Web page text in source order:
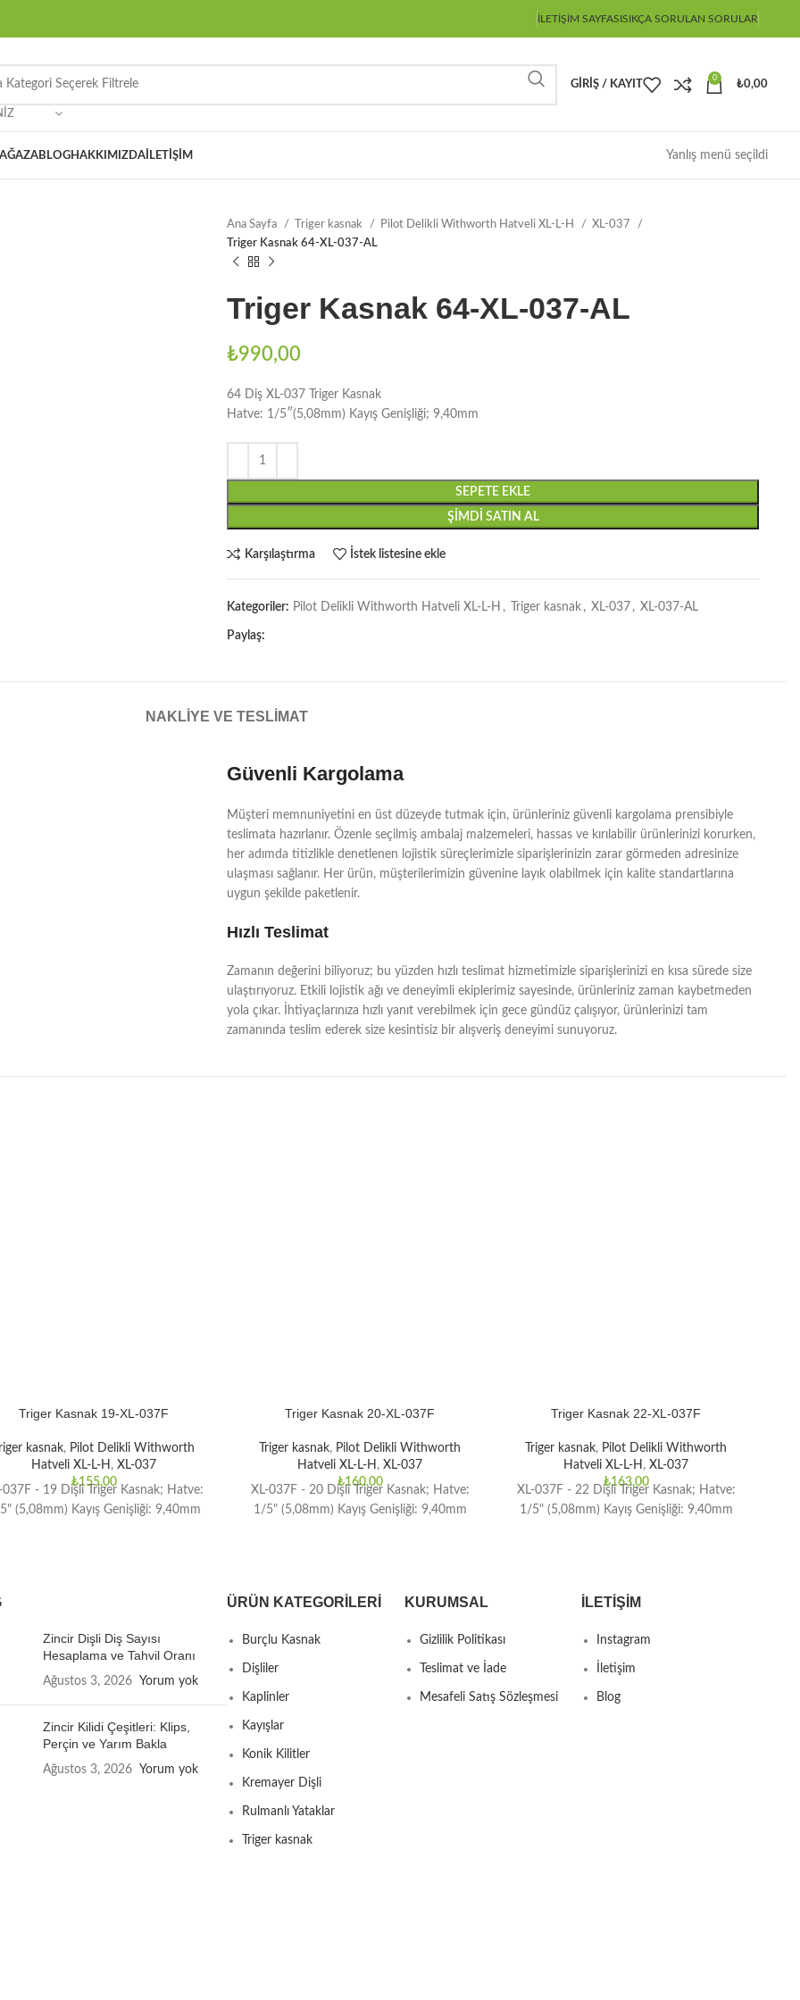
İLETIŞIM SAYFASISIKÇA SORULAN SORULAR
GIRIŞ / KAYIT
0
₺0,00
BLOGHAKKIMIZDA İLETIŞIM Yanlış menü seçildi
Ana Sayfa Triger kasnak Pilot Delikli Withworth Hatveli XL-L-H
XL-037
Triger Kasnak 64-XL-037-AL
Triger Kasnak 64-XL-037-AL
₺990,00
64 Diş XL-037 Triger Kasnak
Hatve: 1/5″(5,08mm) Kayış Genişliği; 9,40mm
SEPETE EKLE
ŞIMDI SATIN AL
Karşılaştırma İstek listesine ekle
Kategoriler: Pilot Delikli Withworth Hatveli XL-L-H , Triger kasnak , XL-037 , XL-037-AL
Paylaş:
NAKLIYE VE TESLIMAT
Güvenli Kargolama
Müşteri memnuniyetini en üst düzeyde tutmak için, ürünleriniz güvenli kargolama prensibiyle
teslimata hazırlanır. Özenle seçilmiş ambalaj malzemeleri, hassas ve kırılabilir ürünlerinizi korurken,
her adımda titizlikle denetlenen lojistik süreçlerimizle siparişlerinizin zarar görmeden adresinize
ulaşması sağlanır. Her ürün, müşterilerimizin güvenine layık olabilmek için kalite standartlarına
uygun şekilde paketlenir.
Hızlı Teslimat
Zamanın değerini biliyoruz; bu yüzden hızlı teslimat hizmetimizle siparişlerinizi en kısa sürede size
ulaştırıyoruz. Etkili lojistik ağı ve deneyimli ekiplerimiz sayesinde, ürünleriniz zaman kaybetmeden
yola çıkar. İhtiyaçlarınıza hızlı yanıt verebilmek için gece gündüz çalışıyor, ürünlerinizi tam
zamanında teslim ederek size kesintisiz bir alışveriş deneyimi sunuyoruz.
Triger Kasnak 19-XL-037F
Triger kasnak, Pilot Delikli Withworth
Hatveli XL-L-H , XL-037
₺155,00
037F - 19 Dişli Triger Kasnak; Hatve:
(5,08mm) Kayış Genişliği: 9,40mm
Triger Kasnak 20-XL-037F
Triger kasnak, Pilot Delikli Withworth
Hatveli XL-L-H , XL-037
₺160,00
XL-037F - 20 Dişli Triger Kasnak; Hatve:
1/5" (5,08mm) Kayış Genişliği: 9,40mm
Triger Kasnak 22-XL-037F
Triger kasnak, Pilot Delikli Withworth
Hatveli XL-L-H , XL-037
₺163,00
XL-037F - 22 Dişli Triger Kasnak; Hatve:
1/5" (5,08mm) Kayış Genişliği: 9,40mm
Zincir Dişli Diş Sayısı
Hesaplama ve Tahvil Oranı
Ağustos 3, 2026 Yorum yok
Zincir Kilidi Çeşitleri: Klips,
Perçin ve Yarım Bakla
Ağustos 3, 2026 Yorum yok
ÜRÜN KATEGORILERI
Burçlu Kasnak
Dişliler
Kaplinler
Kayışlar
Konik Kilitler
Kremayer Dişli
Rulmanlı Yataklar
Triger kasnak
KURUMSAL
Gizlilik Politikası
Teslimat ve İade
Mesafeli Satış Sözleşmesi
İLETIŞIM
Instagram
İletişim
Blog